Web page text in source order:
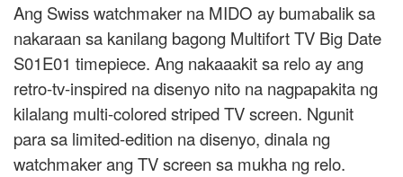
Ang Swiss watchmaker na MIDO ay bumabalik sa
nakaraan sa kanilang bagong Multifort TV Big Date
S01E01 timepiece. Ang nakaaakit sa relo ay ang
retro-tv-inspired na disenyo nito na nagpapakita ng
kilalang multi-colored striped TV screen. Ngunit
para sa limited-edition na disenyo, dinala ng
watchmaker ang TV screen sa mukha ng relo.